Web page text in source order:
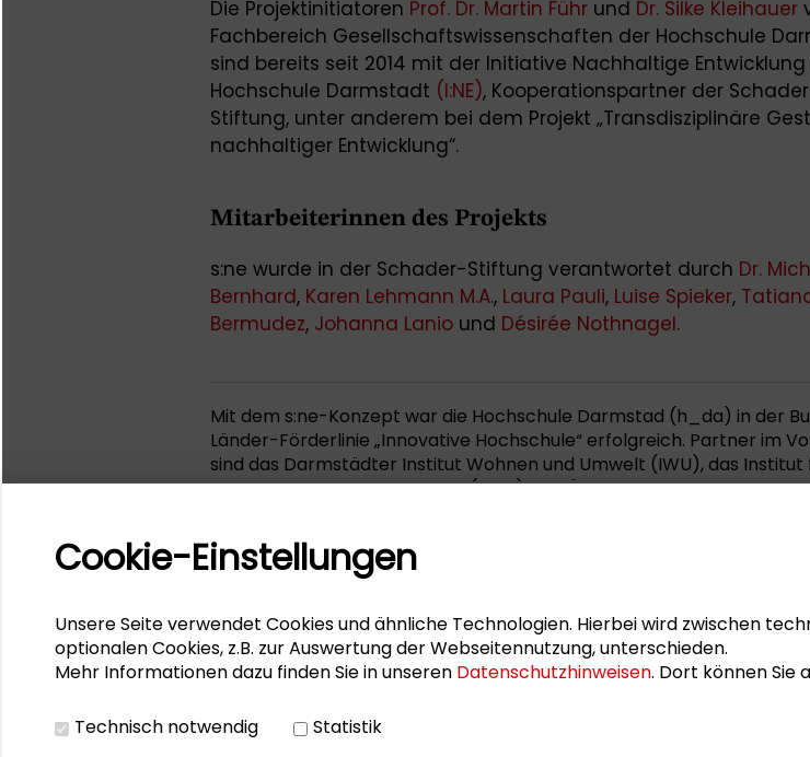
Die Projektinitiatoren Prof. Dr. Martin Führ und Dr. Silke Kleihauer
Fachbereich Gesellschaftswissenschaften der Hochschule
sind bereits seit 2014 mit der Initiative Nachhaltige
Hochschule Darmstadt (I:NE), Kooperationspartner der
Stiftung, unter anderem bei dem Projekt „Transdisziplinäre
nachhaltiger Entwicklung“.
Mitarbeiterinnen des Projekts
s:ne wurde in der Schader-Stiftung verantwortet durch Dr.
Bernhard, Karen Lehmann M.A., Laura Pauli, Luise Spieker,
Bermudez, Johanna Lanio und Désirée Nothnagel.
Mit dem s:ne-Konzept war die Hochschule Darmstad (h_da) in der
Länder-Förderlinie „Innovative Hochschule“ erfolgreich. Partner im
sind das Darmstädter Institut Wohnen und Umwelt (IWU), das Institut
sozial-ökologische Forschung (ISOE), das Öko-Institut, die Schader-
Cookie-Einstellungen
Unsere Seite verwendet Cookies und ähnliche Technologien. Hierbei wird zwischen
optionalen Cookies, z.B. zur Auswertung der Webseitennutzung, unterschieden.
Mehr Informationen dazu finden Sie in unseren Datenschutzhinweisen. Dort können Sie
Technisch notwendig Statistik